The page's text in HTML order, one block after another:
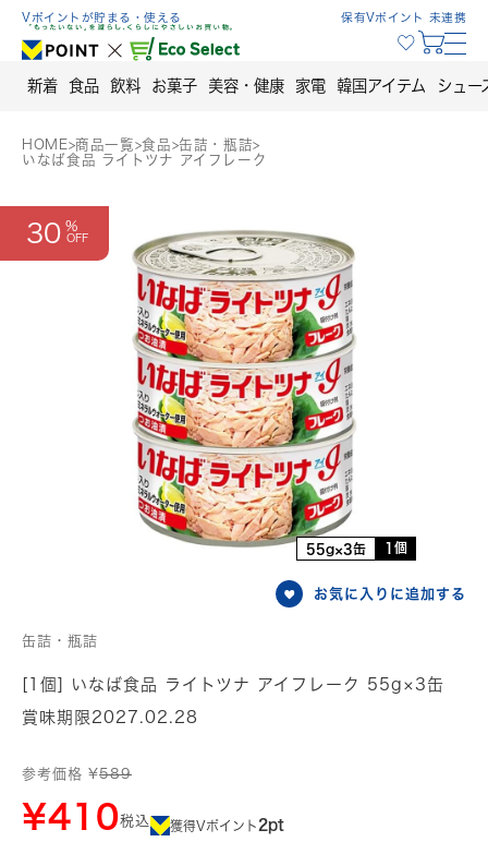
Skip
content
Vポイントが貯まる・使える 保有Vポイント 未連携
新着 食品 飲料 お菓子 美容・健康 家電 韓国アイテム シュー
HOME>商品一覧>食品>缶詰・瓶詰>
いなば食品 ライトツナ アイフレーク
30
55g×3缶 1個
お気に入りに追加する
缶詰・瓶詰
[1個] いなば食品 ライトツナ アイフレーク 55g×3缶
賞味期限2027.02.28
参考価格 ¥589
¥410税込 獲得Vポイント 2pt